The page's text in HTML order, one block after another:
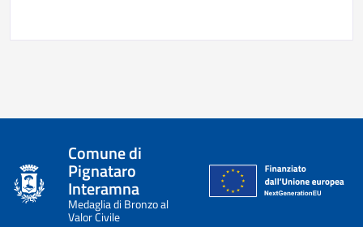
Comune di
Pignataro
Interamna
Medaglia di Bronzo al
Valor Civile